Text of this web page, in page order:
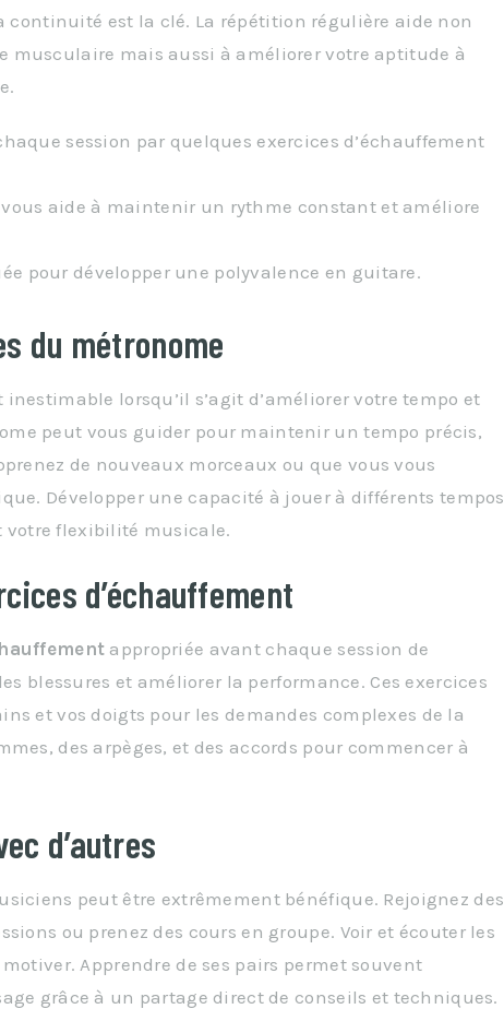
continuité est la clé. La répétition régulière aide non
musculaire mais aussi à améliorer votre aptitude à
session par quelques exercices d’échauffement
vous aide à maintenir un rythme constant et améliore
pour développer une polyvalence en guitare.
du métronome
inestimable lorsqu’il s’agit d’améliorer votre tempo et
peut vous guider pour maintenir un tempo précis,
de nouveaux morceaux ou que vous vous
Développer une capacité à jouer à différents tempos
votre flexibilité musicale.
d’échauffement
appropriée avant chaque session de
blessures et améliorer la performance. Ces exercices
et vos doigts pour les demandes complexes de la
des arpèges, et des accords pour commencer à
d’autres
peut être extrêmement bénéfique. Rejoignez des
ou prenez des cours en groupe. Voir et écouter les
Apprendre de ses pairs permet souvent
grâce à un partage direct de conseils et techniques.